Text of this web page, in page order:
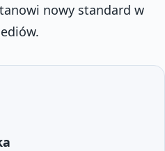
nowy standard w